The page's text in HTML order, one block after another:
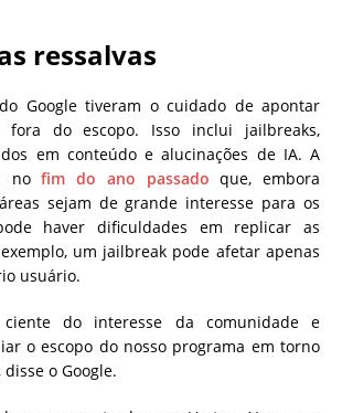
ressalvas
Google tiveram o cuidado de apontar
fora do escopo. Isso inclui jailbreaks,
em conteúdo e alucinações de IA. A
nofim do ano passado que, embora
sejam de grande interesse para os
haver dificuldades em replicar as
um jailbreak pode afetar apenas
usuário.
do interesse da comunidade e
o escopo do nosso programa em torno
disse o Google.